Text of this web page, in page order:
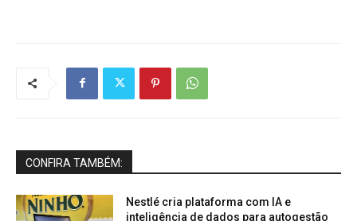
CONFIRA TAMBÉM:
Nestlé cria plataforma com IA e
inteligência de dados para autogestão